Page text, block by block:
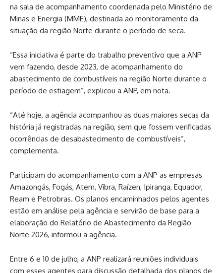
na sala de acompanhamento coordenada pelo Ministério de
Minas e Energia (MME), destinada ao monitoramento da
situação da região Norte durante o período de seca.
“Essa iniciativa é parte do trabalho preventivo que a ANP
vem fazendo, desde 2023, de acompanhamento do
abastecimento de combustíveis na região Norte durante o
período de estiagem”, explicou a ANP, em nota.
“Até hoje, a agência acompanhou as duas maiores secas da
história já registradas na região, sem que fossem verificadas
ocorrências de desabastecimento de combustíveis”,
complementa.
Participam do acompanhamento com a ANP as empresas
Amazongás, Fogás, Atem, Vibra, Raízen, Ipiranga, Equador,
Ream e Petrobras. Os planos encaminhados pelos agentes
estão em análise pela agência e servirão de base para a
elaboração do Relatório de Abastecimento da Região
Norte 2026, informou a agência.
Entre 6 e 10 de julho, a ANP realizará reuniões individuais
com esses agentes para discussão detalhada dos planos de